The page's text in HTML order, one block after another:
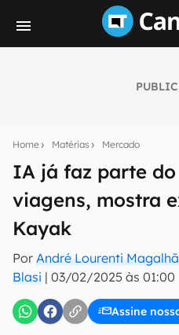
Home Matérias Mercado
IA já faz parte
viagens, mostra
Kayak
Por André Lourenti
Blasi | 03/02/2025 às 01:00
Assine
notícias e reviews sobre
mão.
E-mail
Confirmo que li, aceito e
Uso e Política de